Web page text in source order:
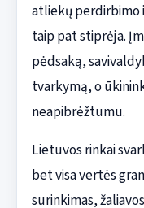
atliekų perdirbimo
taip pat stiprėja.
pėdsaką,
tvarkymą, o
neapibrėžtumu.
Lietuvos rinkai
bet visa vertės
surinkimas,